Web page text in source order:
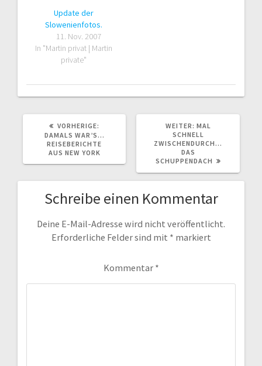
Update der
Slowenienfotos.
11. Nov. 2007
In "Martin privat | Martin
private"
VORHERIGE:
DAMALS WAR’S…
REISEBERICHTE
AUS NEW YORK
WEITER: NÄCHSTER
BEITRAG:
MAL
SCHNELL
ZWISCHENDURCH…
DAS
SCHUPPENDACH
Schreibe einen Kommentar
Deine E-Mail-Adresse wird nicht veröffentlicht.
Erforderliche Felder sind mit * markiert
Kommentar *